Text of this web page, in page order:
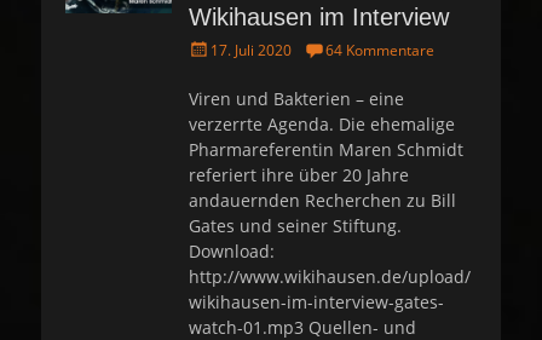
Wikihausen im Interview
P
s
e
d
o
n
17. Juli 2020 64 Kommentare
Viren und Bakterien – eine
verzerrte Agenda. Die ehemalige
Pharmareferentin Maren Schmidt
referiert ihre über 20 Jahre
andauernden Recherchen zu Bill
Gates und seiner Stiftung.
Download:
http://www.wikihausen.de/upload/
wikihausen-im-interview-gates-
watch-01.mp3 Quellen- und